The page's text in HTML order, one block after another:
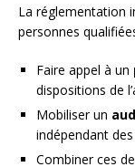
La réglementation
personnes
Faire appel à un
dispositions de
Mobiliser un
indépendant
Combiner ces